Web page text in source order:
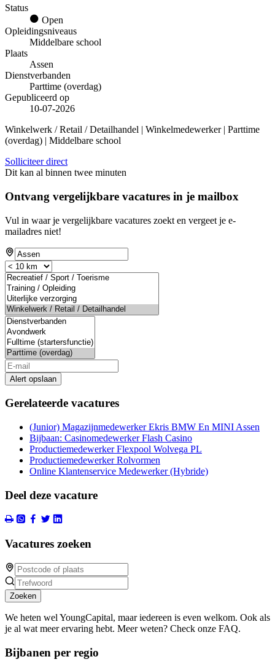
Status
Open
Opleidingsniveaus
Middelbare school
Plaats
Assen
Dienstverbanden
Parttime (overdag)
Gepubliceerd op
10-07-2026
Winkelwerk / Retail / Detailhandel | Winkelmedewerker | Parttime
(overdag) | Middelbare school
Solliciteer direct
Dit kan al binnen twee minuten
Ontvang vergelijkbare vacatures in je mailbox
Vul in waar je vergelijkbare vacatures zoekt en vergeet je e-
mailadres niet!
Alert opslaan
Gerelateerde vacatures
(Junior) Magazijnmedewerker Ekris BMW En MINI Assen
Bijbaan: Casinomedewerker Flash Casino
Productiemedewerker Flexpool Wolvega PL
Productiemedewerker Rolvormen
Online Klantenservice Medewerker (Hybride)
Deel deze vacature
Vacatures zoeken
Zoeken
We heten wel YoungCapital, maar iedereen is even welkom. Ook als
je al wat meer ervaring hebt. Meer weten? Check onze FAQ.
Bijbanen per regio